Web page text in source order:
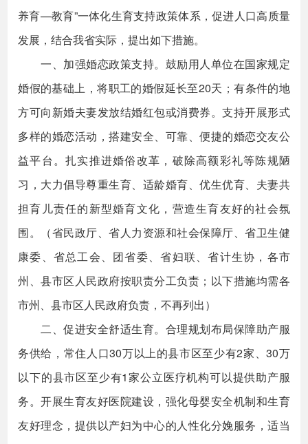
养育—教育”一体化生育支持政策体系，促进人口高质量
发展，结合我省实际，提出如下措施。
一、加强婚恋政策支持。鼓励用人单位在国家规定
婚假的基础上，将职工的婚假延长至20天；有条件的地
方可向新婚夫妻发放结婚红包或消费券。支持开展形式
多样的婚恋活动，搭建安全、可靠、便捷的婚恋交友公
益平台。扎实推进婚俗改革，破除高额彩礼等陈规陋
习，大力倡导尊重生育、适龄婚育、优生优育、夫妻共
担育儿责任的新型婚育文化，营造生育友好的社会氛
围。（省民政厅、省人力资源和社会保障厅、省卫生健
康委、省总工会、团省委、省妇联、省计生协，各市
州、县市区人民政府按职责分工负责；以下措施均需各
市州、县市区人民政府负责，不再列出）
二、促进安全舒适生育。合理规划布局保障助产服
务供给，常住人口30万以上的县市区至少有2家、30万
以下的县市区至少有1家公立医疗机构可以提供助产服
务。开展生育友好医院建设，强化母婴安全机制和生育
友好理念，提供以产妇为中心的人性化分娩服务，适当